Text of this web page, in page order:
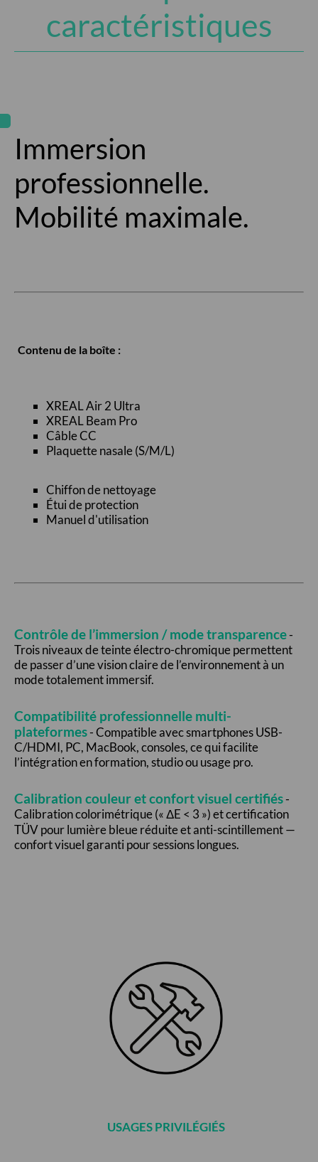
caractéristiques
Immersion
professionnelle.
Mobilité maximale.
Contenu de la boîte :
XREAL Air 2 Ultra
XREAL Beam Pro
Câble CC
Plaquette nasale (S/M/L)
Chiffon de nettoyage
Étui de protection
Manuel d'utilisation
Contrôle de l’immersion / mode transparence-
Trois niveaux de teinte électro-chromique permettent
de passer d’une vision claire de l’environnement à un
mode totalement immersif.
Compatibilité professionnelle multi-
plateformes-Compatible avec smartphones USB-
C/HDMI, PC, MacBook, consoles, ce qui facilite
l’intégration en formation, studio ou usage pro.
Calibration couleur et confort visuel certifiés-
Calibration colorimétrique (« ΔE < 3 ») et certification
TÜV pour lumière bleue réduite et anti-scintillement —
confort visuel garanti pour sessions longues.
USAGES PRIVILÉGIÉS